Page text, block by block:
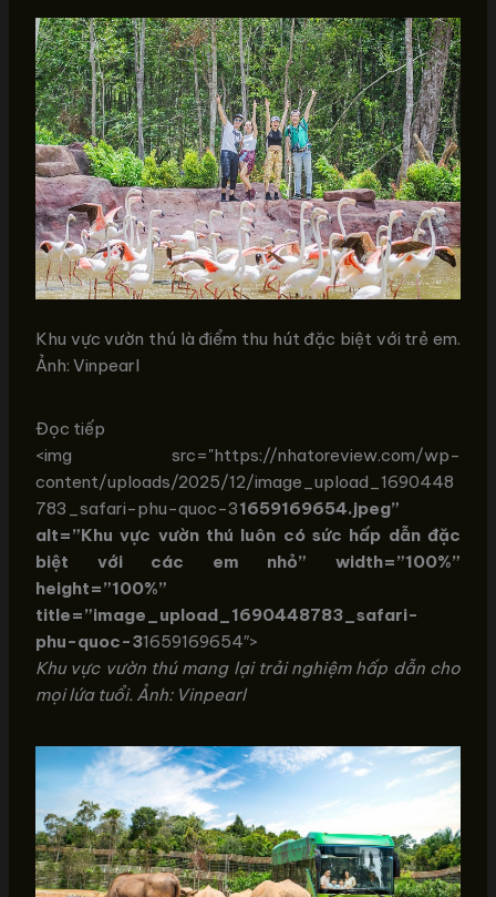
Khu vực vườn thú là điểm thu hút đặc biệt với trẻ em.
Ảnh: Vinpearl
Đọc tiếp
<img src="https://nhatoreview.com/wp-
content/uploads/2025/12/image_upload_1690448
783_safari-phu-quoc-31659169654.jpeg”
alt=”Khu vực vườn thú luôn có sức hấp dẫn đặc
biệt với các em nhỏ” width=”100%”
height=”100%”
title=”image_upload_1690448783_safari-
phu-quoc-31659169654″>
Khu vực vườn thú mang lại trải nghiệm hấp dẫn cho
mọi lứa tuổi. Ảnh: Vinpearl